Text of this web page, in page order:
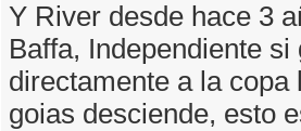
Y River desde hace 3
Baffa, Independiente
directamente a la
goias desciende, esto